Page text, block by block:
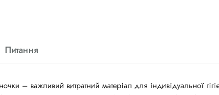
Питання
– важливий витратний матеріал для індивідуальної